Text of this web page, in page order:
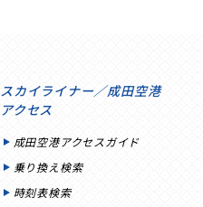
スカイライナー／成田空港
アクセス
成田空港アクセスガイド
乗り換え検索
時刻表検索